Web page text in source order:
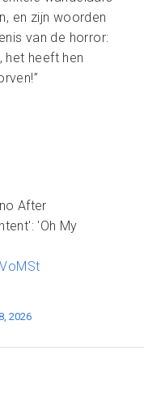
en zijn woorden
van de horror:
het heeft hen
After
'Oh My
2026